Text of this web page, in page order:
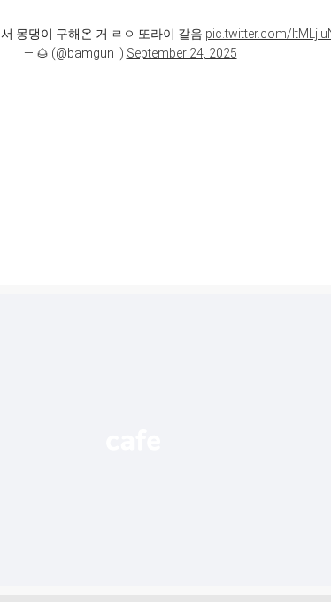
몽댕이 구해온 거 ㄹㅇ 또라이 같음 pic.twitter.com/
— 🌰 (@bamgun_) September 24, 2025